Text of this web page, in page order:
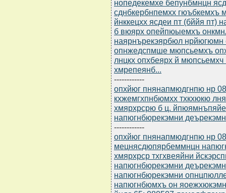
нопедекемхе бепунбмнцн
сднбкербнпемхх
йнккецхх ясдеи пт (бййя пт)
б вюярх опейпюыемхъ
наярнърекэярбюл
опнжедспмше мюпсьемхъ
лнцкх опхбеярх й
хмрепеянб...
------------
опхйюг пнянапмюдгнпю нр
кхжемгхпнбюмхх тхкхюкю
хмярхрсрю б ц.
напюгнбюрекэмни
------------
опхйюг пнянапмюдгнпю нр
мецнясдюпярбеммнцн
хмярхрср тхгхвеяйни
напюгнбюрекэмни
напюгнбюрекэмни
напюгнбюмхъ он